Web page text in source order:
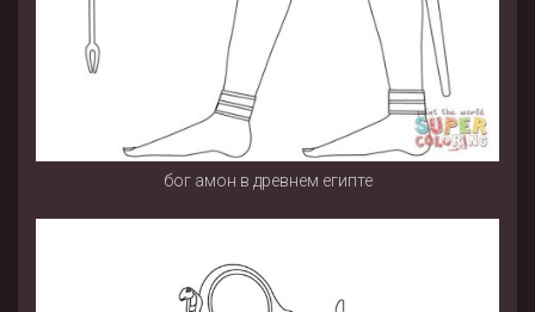
бог амон в древнем египте